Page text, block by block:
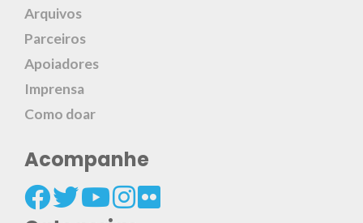
Arquivos
Parceiros
Apoiadores
Imprensa
Como doar
Acompanhe